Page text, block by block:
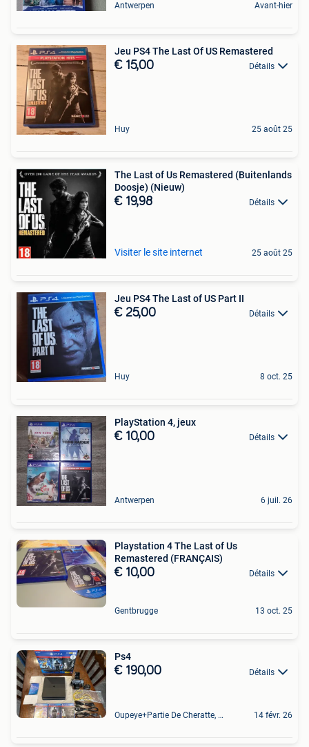
Antwerpen Avant-hier
Jeu PS4 The Last Of US Remastered
€ 15,00 Détails
Huy 25 août 25
The Last of Us Remastered (Buitenlands
Doosje) (Nieuw)
€ 19,98 Détails
Visiter le site internet 25 août 25
Jeu PS4 The Last of US Part II
€ 25,00 Détails
Huy 8 oct. 25
PlayStation 4, jeux
€ 10,00 Détails
Antwerpen 6 juil. 26
Playstation 4 The Last of Us
Remastered (FRANÇAIS)
€ 10,00 Détails
Gentbrugge 13 oct. 25
Ps4
€ 190,00 Détails
Oupeye+Partie De Cheratte, Herstal Et Wandre 14 févr. 26